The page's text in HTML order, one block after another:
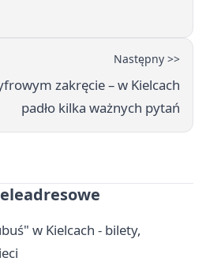
Następny >>
zakręcie – w Kielcach
padło kilka ważnych pytań
w Kielcach - bilety,